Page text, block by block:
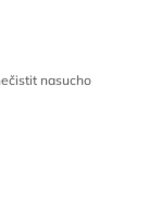
nasucho